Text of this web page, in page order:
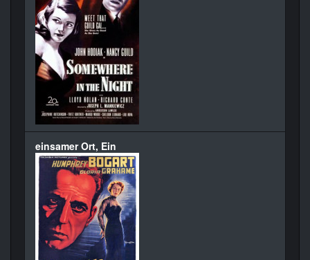
einsamer Ort, Ein